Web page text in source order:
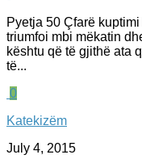
Pyetja 50 Çfarë
triumfoi mbi mëkatin
kështu që të gjithë ata
të...
0
Katekizëm
July 4, 2015